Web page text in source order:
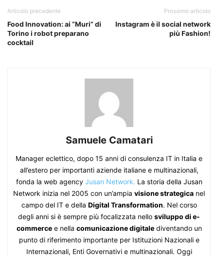
Articolo precedente
Food Innovation: ai “Muri” di
Torino i robot preparano
cocktail
Prossimo articolo
Instagram è il social network
più Fashion!
Samuele Camatari
Manager eclettico, dopo 15 anni di consulenza IT in Italia e
all’estero per importanti aziende italiane e multinazionali,
fonda la web agency Jusan Network. La storia della Jusan
Network inizia nel 2005 con un’ampia visione strategica nel
campo del IT e della Digital Transformation. Nel corso
degli anni si è sempre più focalizzata nello sviluppo di e-
commercee nella comunicazione digitalediventando un
punto di riferimento importante per Istituzioni Nazionali e
Internazionali, Enti Governativi e multinazionali. Oggi